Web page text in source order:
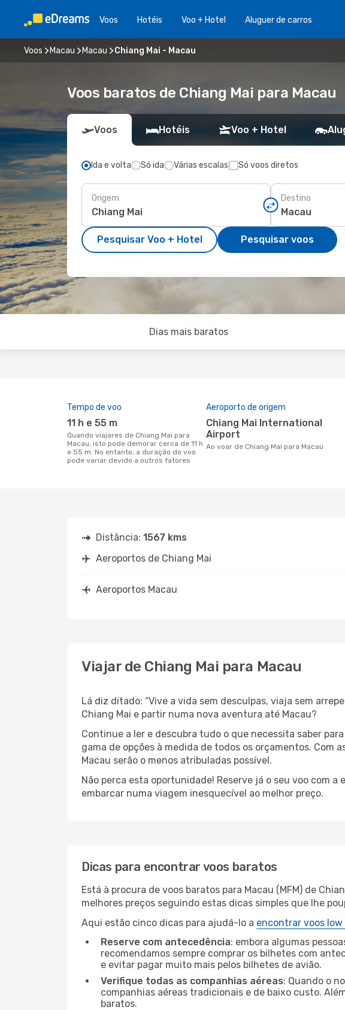
Voos Hotéis Voo + Hotel Aluguer de carros
Voos Macau Macau Chiang Mai - Macau
Voos baratos de Chiang Mai para Macau
Voos Hotéis Voo + Hotel
Ida e volta Só ida Várias escalas Só voos diretos
Origem Destino
Pesquisar Voo + Hotel Pesquisar voos
Dias mais baratos
Tempo de voo
11 h e 55 m
Quando viajares de Chiang Mai para
Macau, isto pode demorar cerca de 11 h
e 55 m. No entanto, a duração do voo
pode variar devido a outros fatores
Aeroporto de origem
Chiang Mai International
Airport
Ao voar de Chiang Mai para Macau
Distância: 1567 kms
Aeroportos de Chiang Mai
Aeroportos Macau
Viajar de Chiang Mai para Macau
Lá diz ditado: “Vive a vida sem desculpas, viaja sem
Chiang Mai e partir numa nova aventura até Macau?
Continue a ler e descubra tudo o que necessita saber
gama de opções à medida de todos os orçamentos. Com
Macau serão o menos atribuladas possível.
Não perca esta oportunidade! Reserve já o seu voo com a
embarcar numa viagem inesquecível ao melhor preço.
Dicas para encontrar voos baratos
Está à procura de voos baratos para Macau (MFM) de
melhores preços seguindo estas dicas simples que lhe
Aqui estão cinco dicas para ajudá-lo a encontrar voos low
Reserve com antecedência: embora algumas
recomendamos sempre comprar os bilhetes com
e evitar pagar muito mais pelos bilhetes de avião.
Verifique todas as companhias aéreas: Quando o
companhias aéreas tradicionais e de baixo custo.
baratos.